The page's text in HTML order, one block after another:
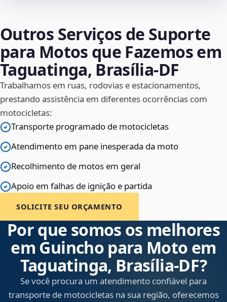
Outros Serviços de Suporte
para Motos que Fazemos em
Taguatinga, Brasília‑DF
Trabalhamos em ruas, rodovias e estacionamentos,
prestando assistência em diferentes ocorrências com
motocicletas:
Transporte programado de motocicletas
Atendimento em pane inesperada da moto
Recolhimento de motos em geral
Apoio em falhas de ignição e partida
SOLICITE SEU ORÇAMENTO
Por que somos os melhores
em Guincho para Moto em
Taguatinga, Brasília‑DF?
Se você procura um atendimento confiável para
transporte de motocicletas na sua região, oferecemos